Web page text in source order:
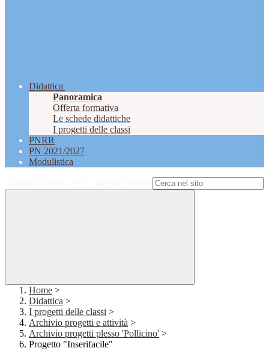
Didattica
Panoramica
Offerta formativa
Le schede didattiche
I progetti delle classi
PNRR
PN 2021/2027
Modulistica
Home >
Didattica >
I progetti delle classi >
Archivio progetti e attività >
Archivio progetti plesso 'Pollicino' >
Progetto "Inserifacile"